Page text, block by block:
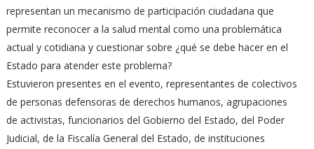
representan un mecanismo de participación ciudadana que
permite reconocer a la salud mental como una problemática
actual y cotidiana y cuestionar sobre ¿qué se debe hacer en el
Estado para atender este problema?
Estuvieron presentes en el evento, representantes de colectivos
de personas defensoras de derechos humanos, agrupaciones
de activistas, funcionarios del Gobierno del Estado, del Poder
Judicial, de la Fiscalía General del Estado, de instituciones